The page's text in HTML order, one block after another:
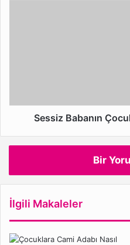
Sessiz Babanın
Bir
İlgili Makaleler